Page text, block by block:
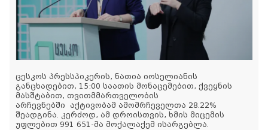
ცესკოს პრესსპიკერის, ნათია იოსელიანის
განცხადებით, 15:00 საათის მონაცემებით, ქვეყნის
მასშტაბით, თვითმმართველობის
არჩევნებში აქტივობამ ამომრჩეველთა 28.22%
შეადგინა. კერძოდ, ამ დროისთვის, ხმის მიცემის
უფლებით 991 651-მა მოქალაქემ ისარგებლა.